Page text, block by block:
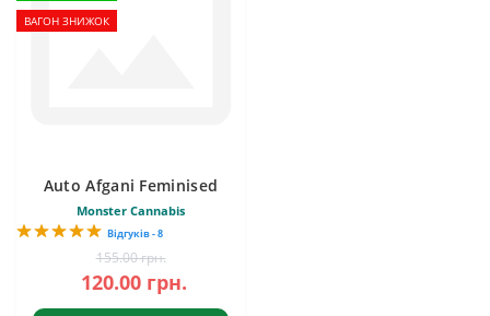
ВАГОН ЗНИЖОК
Auto Afgani Feminised
Monster Cannabis
Відгуків - 8
155.00 грн.
120.00 грн.